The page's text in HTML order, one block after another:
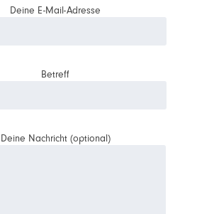
Deine E-Mail-Adresse
Betreff
Deine Nachricht (optional)